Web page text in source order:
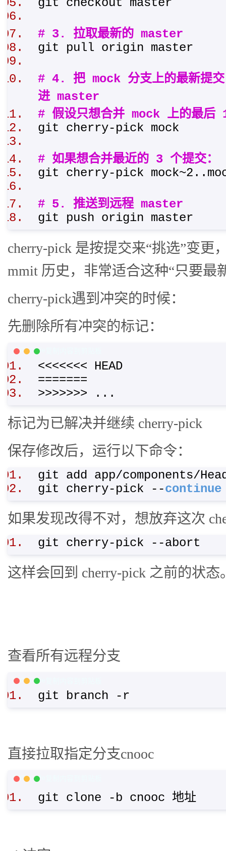
git checkout master
# 3. 拉取最新的 master
git pull origin master
# 4. 把 mock 分支上的最新提交
进 master
# 假设只想合并 mock 上的最后
git cherry-pick mock
# 如果想合并最近的 3 个提交：
git cherry-pick
# 5. 推送到远程 master
git push origin master
cherry-pick 是按提交来“挑选”变更
mmit 历史，非常适合这种“只要最
cherry-pick遇到冲突的时候：
先删除所有冲突的标记：
PHP Code
<<<<<<< HEAD
=======
>>>>>>> ...
标记为已解决并继续 cherry-pick
保存修改后，运行以下命令：
git add app/components/
git cherry-pick --continue
如果发现改得不对，想放弃这次
git cherry-pick --abort
这样会回到 cherry-pick 之前的状态
查看所有远程分支
PHP Code
git branch -r
直接拉取指定分支cnooc
PHP Code
git clone -b cnooc 地址